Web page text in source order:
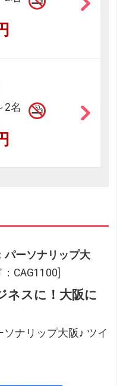
2名
パーソナリップ大
CAG1100]
ネスに！大阪に
ナリップ大阪♪ ツイ